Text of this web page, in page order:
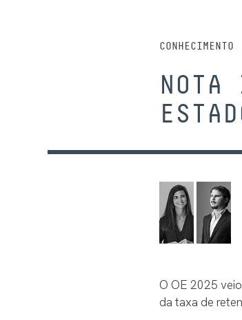
O OE 2025
da taxa de